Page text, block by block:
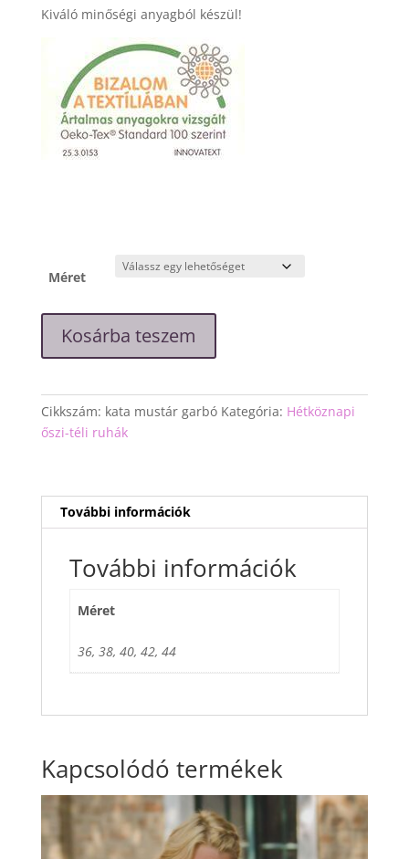
Kiváló minőségi anyagból készül!
Méret
mustár
színű
ruha
mennyiség
Kosárba teszem
Cikkszám: kata mustár garbó Kategória: Hétköznapi
őszi-téli ruhák
További információk
További információk
Méret
36, 38, 40, 42, 44
Kapcsolódó termékek